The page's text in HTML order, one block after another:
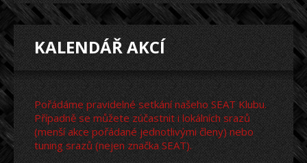
KALENDÁŘ AKCÍ
Pořádáme pravidelné setkání našeho SEAT Klubu.
Případně se můžete zúčastnit i lokálních srazů
(menší akce pořádané jednotlivými členy) nebo
tuning srazů (nejen značka SEAT).